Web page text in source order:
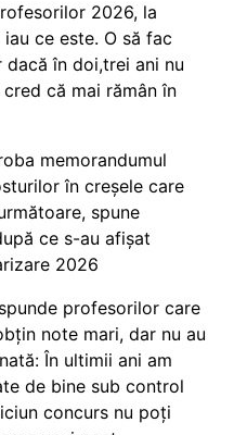
2026, la
ce este. O să fac
dacă în doi,trei ani nu
că mai rămân în
memorandumul
în creșele care
spune
ce s-au afișat
2026
profesorilor care
note mari, dar nu au
În ultimii ani am
de bine sub control
concurs nu poți